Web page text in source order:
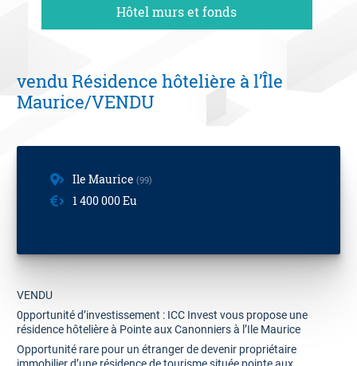
06 09 94 87 02
Estimation offerte
Hôtel murs et fonds
vendu Résidence hôtelière à l’Île
Maurice/VENDU
Ile Maurice 99
1 400 000 Eu
VENDU
0pportunité d’investissement : ICC Invest vous propose une
résidence hôtelière à Pointe aux Canonniers à l’Ile Maurice
Opportunité rare pour un étranger de devenir propriétaire
immobilier d’une résidence de tourisme située pointe aux